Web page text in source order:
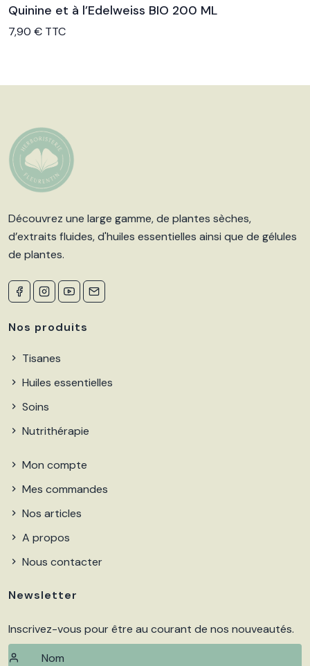
Voir le produit
Quinine et à l’Edelweiss BIO 200 ML
7,90 € TTC
Découvrez une large gamme, de plantes sèches,
d’extraits fluides, d'huiles essentielles ainsi que de gélules
de plantes.
Nos produits
Tisanes
Huiles essentielles
Soins
Nutrithérapie
Mon compte
Mes commandes
Nos articles
A propos
Nous contacter
Newsletter
Inscrivez-vous pour être au courant de nos nouveautés.